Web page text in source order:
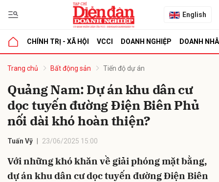
English
CHÍNH TRỊ - XÃ HỘI VCCI DOANH NGHIỆP DOANH
Trang chủ Bất động sản Tiến độ dự án
Quảng Nam: Dự án khu dân cư
dọc tuyến đường Điện Biên Phủ
nối dài khó hoàn thiện?
Tuấn Vỹ 23/06/2025 15:00
Với những khó khăn về giải phóng mặt bằng,
dự án khu dân cư dọc tuyến đường Điện Biên
luận
Hủy